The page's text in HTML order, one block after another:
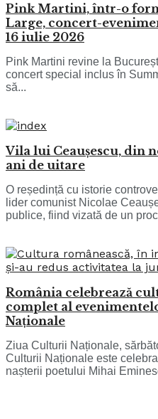
Pink Martini, într-o
Large, concert-
16 iulie 2026
Pink Martini revine la
concert special inclus în
să...
Vila lui Ceaușescu, din
ani de uitare
O reședință cu istorie
lider comunist Nicolae
publice, fiind vizată de un
România celebrează
complet al
Naționale
Ziua Culturii Naționale,
Culturii Naționale este
nașterii poetului Mihai